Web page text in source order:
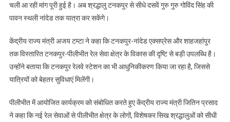
चली आ रही मांग पूरी हुई है। अब श्रद्धालु टनकपुर से सीधे दसवें गुरु गुरु गोविंद सिंह की
पावन स्थली नांदेड तक यात्रा कर सकेंगे।
केंद्रीय राज्य मंत्री अजय टम्टा ने कहा कि टनकपुर-नांदेड एक्सप्रेस और शाहजहांपुर
तक विस्तारित टनकपुर-पीलीभीत रेल सेवा क्षेत्र के विकास की दृष्टि से बड़ी उपलब्धि है।
उन्होंने बताया कि टनकपुर रेलवे स्टेशन का भी आधुनिकीकरण किया जा रहा है, जिससे
यात्रियों को बेहतर सुविधाएं मिलेंगी।
पीलीभीत में आयोजित कार्यक्रम को संबोधित करते हुए केंद्रीय राज्य मंत्री जितिन प्रसाद
ने कहा कि नई रेल सेवाओं से पीलीभीत क्षेत्र के लोगों, विशेषकर सिख श्रद्धालुओं को सीधी